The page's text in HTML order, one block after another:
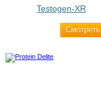
Testogen-XR
Cмотреть